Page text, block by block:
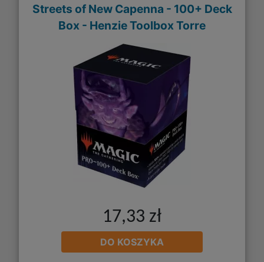
Streets of New Capenna - 100+ Deck
Box - Henzie Toolbox Torre
17,33 zł
DO KOSZYKA